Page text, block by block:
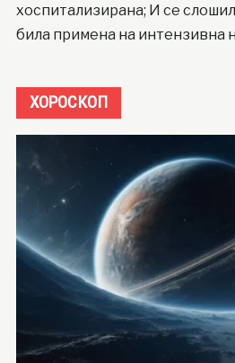
хоспитализирана; И се
била примена на интензивна
ХОРОСКОП